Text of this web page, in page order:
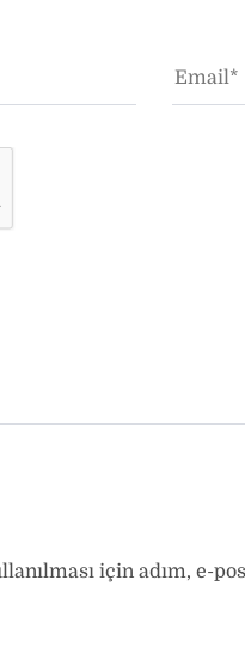
için adım, e-